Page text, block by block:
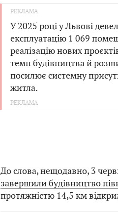
У 2025 році у Львові
експлуатацію 1 069
реалізацію нових
темп будівництва й
посилює системну
житла.
До слова, нещодавно, 3
завершили будівництво
протяжністю 14,5 км